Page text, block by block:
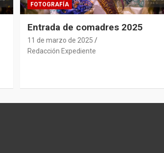
FOTOGRAFÍA
Entrada de comadres 2025
11 de marzo de 2025
Redacción Expediente